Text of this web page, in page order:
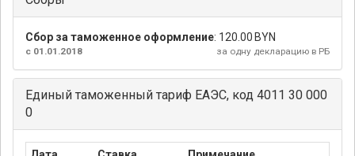
Сбор за таможенное оформление: 120.00 BYN
за одну декларацию в РБ
с 01.01.2018
Единый таможенный тариф ЕАЭС, код 4011 30 000
0